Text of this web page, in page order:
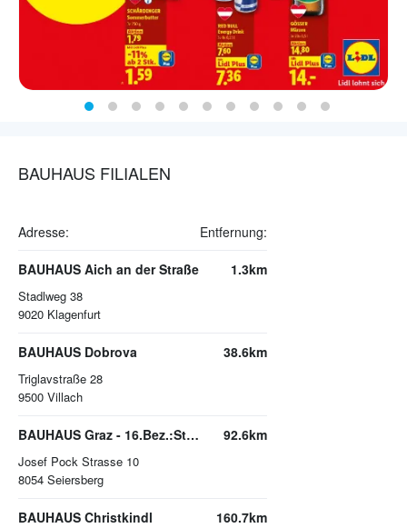
BAUHAUS FILIALEN
Adresse: Entfernung:
BAUHAUS Aich an der Straße
Stadlweg 38
9020 Klagenfurt
1.3km
BAUHAUS Dobrova
Triglavstraße 28
9500 Villach
38.6km
BAUHAUS Graz - 16.Bez.:Straßgang
Josef Pock Strasse 10
8054 Seiersberg
92.6km
BAUHAUS Christkindl 160.7km